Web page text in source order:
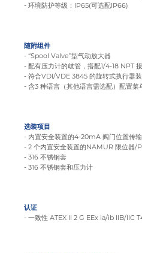
- 环境防护等级：IP65(可选配IP66)
随附组件
- “Spool Valve”型气动放大器
- 配有压力计的歧管，搭配1/4-18 NPT 接
- 符合VDI/VDE 3845 的旋转式执行器装
- 含3 种语言（其他语言需选配）配置菜
选装项目
- 内置安全装置的4-20mA 阀门位置传输
- 2 个内置安全装置的NAMUR 限位器/
- 316 不锈钢套
- 316 不锈钢套和压力计
认证
- 一致性 ATEX II 2 G EEx ia/ib IIB/IIC